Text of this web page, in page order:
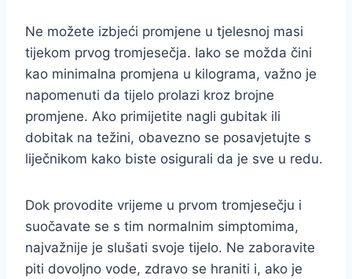
Ne možete izbjeći promjene u tjelesnoj masi
tijekom prvog tromjesečja. Iako se možda čini
kao minimalna promjena u kilograma, važno je
napomenuti da tijelo prolazi kroz brojne
promjene. Ako primijetite nagli gubitak ili
dobitak na težini, obavezno se posavjetujte s
liječnikom kako biste osigurali da je sve u redu.
Dok provodite vrijeme u prvom tromjesečju i
suočavate se s tim normalnim simptomima,
najvažnije je slušati svoje tijelo. Ne zaboravite
piti dovoljno vode, zdravo se hraniti i, ako je